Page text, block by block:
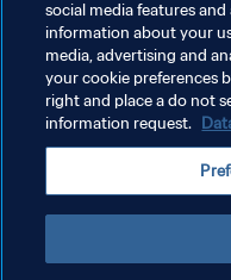
social media features
information about your
media, advertising and
your cookie preferences
right and place a do not
information request.